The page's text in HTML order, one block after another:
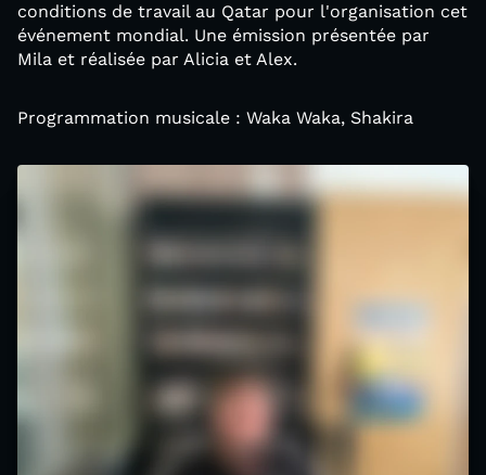
conditions de travail au Qatar pour l'organisation cet
événement mondial. Une émission présentée par
Mila et réalisée par Alicia et Alex.
Programmation musicale : Waka Waka, Shakira